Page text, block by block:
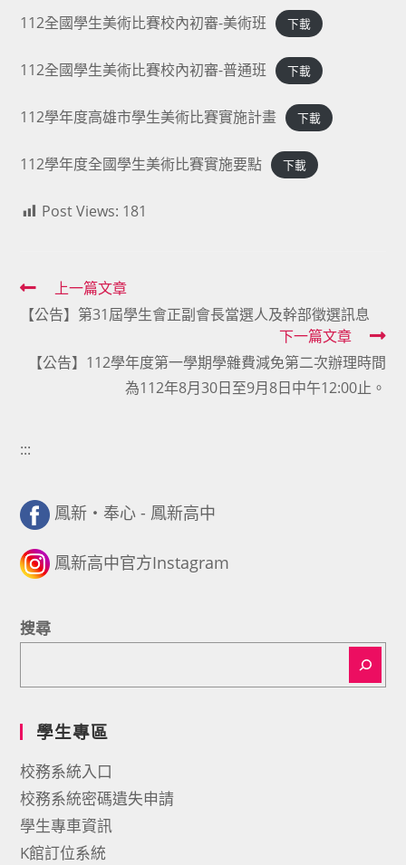
112全國學生美術比賽校內初審-美術班 下載
112全國學生美術比賽校內初審-普通班 下載
112學年度高雄市學生美術比賽實施計畫 下載
112學年度全國學生美術比賽實施要點 下載
Post Views: 181
Read
more
articles
上一篇文章
【公告】第31屆學生會正副會長當選人及幹部徵選訊息
下一篇文章
【公告】112學年度第一學期學雜費減免第二次辦理時間
為112年8月30日至9月8日中午12:00止。
:::
鳳新・奉心 - 鳳新高中
鳳新高中官方Instagram
搜尋
學生專區
校務系統入口
校務系統密碼遺失申請
學生專車資訊
K館訂位系統